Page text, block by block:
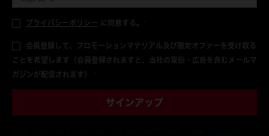
プライバシーポリシー に同意する。 *
会員登録して、プロモーションマテリアル及び限定オファーを受け取る
ことを希望します（会員登録されますと、当社の宣伝・広告を含むメールマ
ガジンが配信されます） *
サインアップ